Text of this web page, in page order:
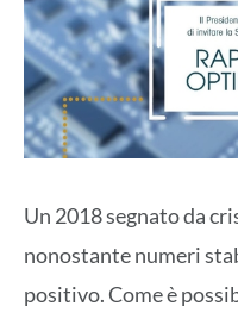
Un 2018 segnato da
nonostante numeri
positivo. Come è